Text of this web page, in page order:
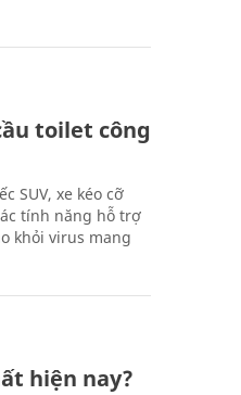
toilet công
SUV, xe kéo cỡ
tính năng hỗ trợ
khỏi virus mang
hiện nay?